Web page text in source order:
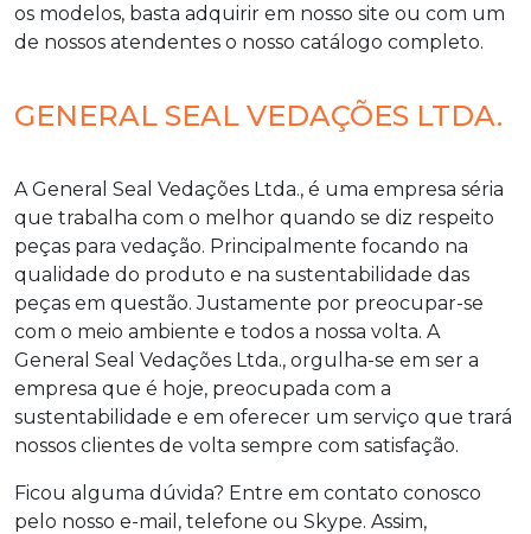
os modelos, basta adquirir em nosso site ou com um
de nossos atendentes o nosso catálogo completo.
GENERAL SEAL VEDAÇÕES LTDA.
A General Seal Vedações Ltda., é uma empresa séria
que trabalha com o melhor quando se diz respeito
peças para vedação. Principalmente focando na
qualidade do produto e na sustentabilidade das
peças em questão. Justamente por preocupar-se
com o meio ambiente e todos a nossa volta. A
General Seal Vedações Ltda., orgulha-se em ser a
empresa que é hoje, preocupada com a
sustentabilidade e em oferecer um serviço que trará
nossos clientes de volta sempre com satisfação.
Ficou alguma dúvida? Entre em contato conosco
pelo nosso e-mail, telefone ou Skype. Assim,